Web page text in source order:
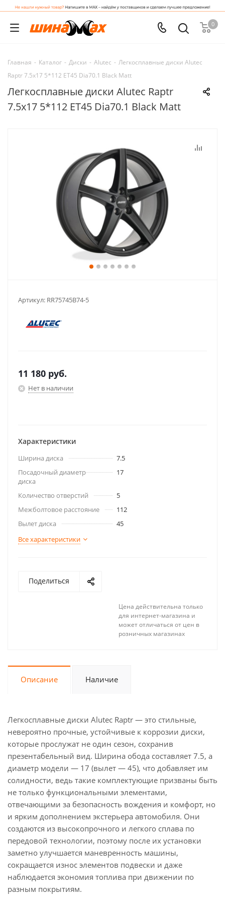
0
Главная - Каталог - Диски - Alutec - Легкосплавные диски Alutec
Raptr 7.5x17 5*112 ET45 Dia70.1 Black Matt
Легкосплавные диски Alutec Raptr
7.5x17 5*112 ET45 Dia70.1 Black Matt
Артикул: RR75745B74-5
11 180 руб.
Нет в наличии
Характеристики
Ширина диска
7.5
Посадочный диаметр
диска
17
Количество отверстий
5
Межболтовое расстояние
112
Вылет диска
45
Все характеристики
Поделиться
Цена действительна только
для интернет-магазина и
может отличаться от цен в
розничных магазинах
Описание Наличие
Легкосплавные диски Alutec Raptr — это стильные,
невероятно прочные, устойчивые к коррозии диски,
которые прослужат не один сезон, сохранив
презентабельный вид. Ширина обода составляет 7.5, а
диаметр модели — 17 (вылет — 45), что добавляет им
солидности, ведь такие комплектующие призваны быть
не только функциональными элементами,
отвечающими за безопасность вождения и комфорт, но
и ярким дополнением экстерьера автомобиля. Они
создаются из высокопрочного и легкого сплава по
передовой технологии, поэтому после их установки
заметно улучшается маневренность машины,
сокращается износ элементов подвески и даже
наблюдается экономия топлива при движении по
разным покрытиям.